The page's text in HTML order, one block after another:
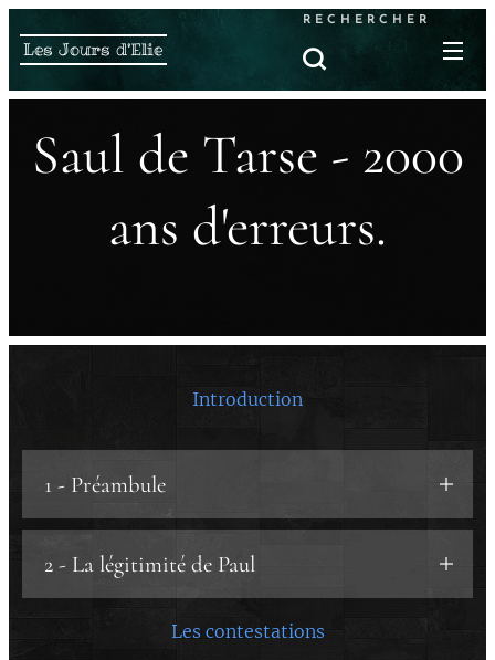
Les Jours d'Elie
RECHERCHER
Saul de Tarse - 2000
ans d'erreurs.
Introduction
1 - Préambule
Dieu.
b) Deuxième référent : les 2 Paul.
2 - La légitimité de Paul
a) La légitimité de Paul.Les contestations